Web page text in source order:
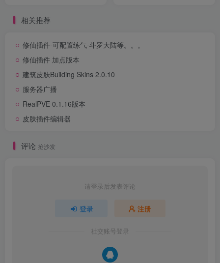
相关推荐
修仙插件-可配置练气-斗罗大陆等。。。
修仙插件 加点版本
建筑皮肤Building Skins 2.0.10
服务器广播
RealPVE 0.1.16版本
皮肤插件编辑器
评论 抢沙发
请登录后发表评论
登录 注册
社交账号登录